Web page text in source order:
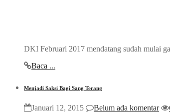
DKI Februari 2017 mendatang sudah mulai
Baca ...
Menjadi Saksi Bagi Sang Terang
Januari 12, 2015 Belum ada komentar